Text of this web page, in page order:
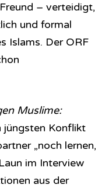
– verteidigt,
und formal
Islams. Der ORF
Muslime:
jüngsten Konflikt
„noch lernen,
im Interview
aus der